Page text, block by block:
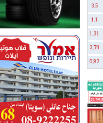
3.5
1.1
1.31
3.74
0.82